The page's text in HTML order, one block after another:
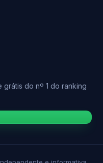
do nº 1 do ranking